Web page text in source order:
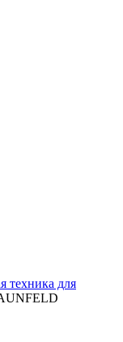
техника для